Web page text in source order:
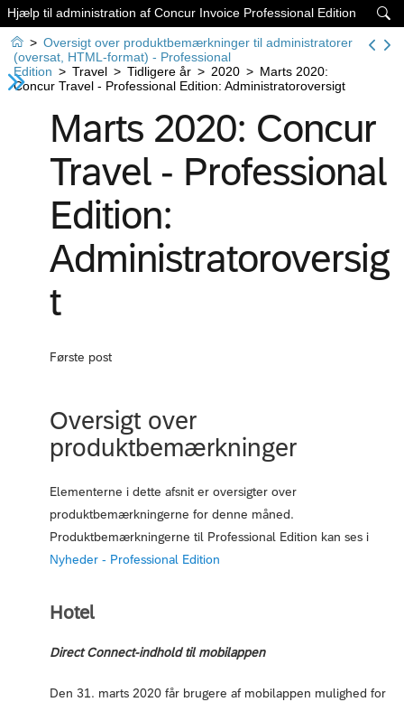

Hjælp til administration af Concur Invoice Professional Edition
 > Oversigt over produktbemærkninger til administratorer
(oversat, HTML-format) - Professional
Edition > Travel > Tidligere år > 2020 > Marts 2020:
Concur Travel - Professional Edition: Administratoroversigt
Marts 2020: Concur
Travel - Professional
Edition:
Administratoroversig
t
Første post
Oversigt over
produktbemærkninger
Elementerne i dette afsnit er oversigter over
produktbemærkningerne for denne måned.
Produktbemærkningerne til Professional Edition kan ses i
Nyheder - Professional Edition
Hotel
Direct Connect-indhold til mobilappen
Den 31. marts 2020 får brugere af mobilappen mulighed for